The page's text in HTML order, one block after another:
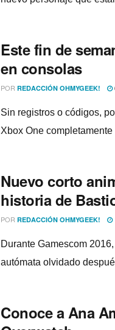
Este fin de
en consolas
POR REDACCIÓN OHMYGEEK!
Sin registros o códigos,
Xbox One
Nuevo corto
historia de
POR REDACCIÓN OHMYGEEK!
Durante Gamescom
autómata olvidado
Conoce a Ana